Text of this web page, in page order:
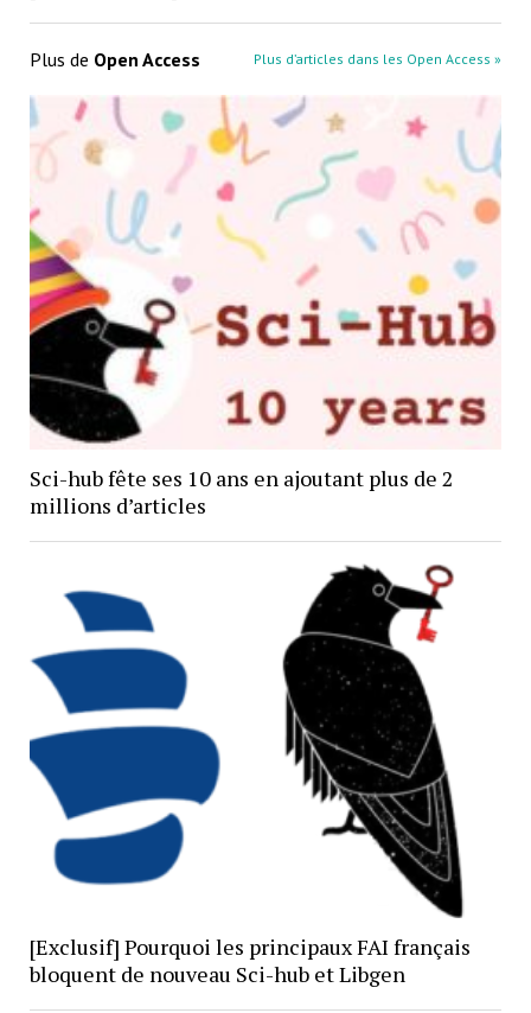
Plus de Open Access Plus d’articles dans les Open Access »
Sci-hub fête ses 10 ans en ajoutant plus de 2
millions d’articles
[Exclusif] Pourquoi les principaux FAI français
bloquent de nouveau Sci-hub et Libgen